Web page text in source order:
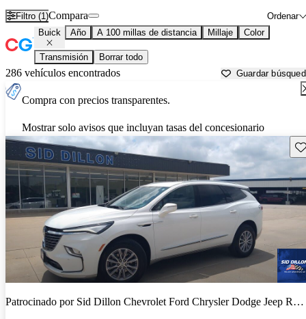
Filtro (1) Ordenar
Compara
Buick Año A 100 millas de distancia Millaje Color
Transmisión Borrar todo
286 vehículos encontrados Guardar
Compra con precios transparentes.
Mostrar solo avisos que incluyan tasas del concesionario
Patrocinado por Sid Dillon Chevrolet Ford Chrysler Dodge Jeep RAM Crete